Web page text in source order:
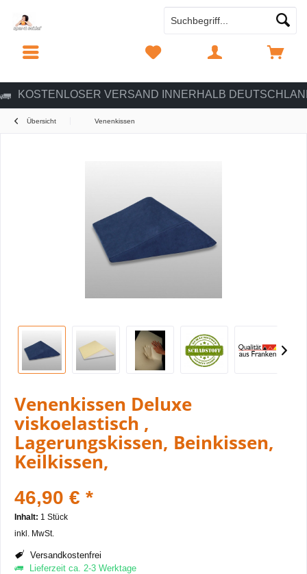
KOSTENLOSER VERSAND INNERHALB
Übersicht Venenkissen
Venenkissen Deluxe
viskoelastisch ,
Lagerungskissen, Beinkissen,
Keilkissen,
46,90 € *
Inhalt: 1 Stück
inkl. MwSt.
Versandkostenfrei
Lieferzeit ca. 2-3 Werktage